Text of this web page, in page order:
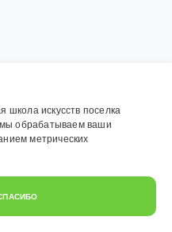
школа искусств поселка
мы обрабатываем ваши
метрических